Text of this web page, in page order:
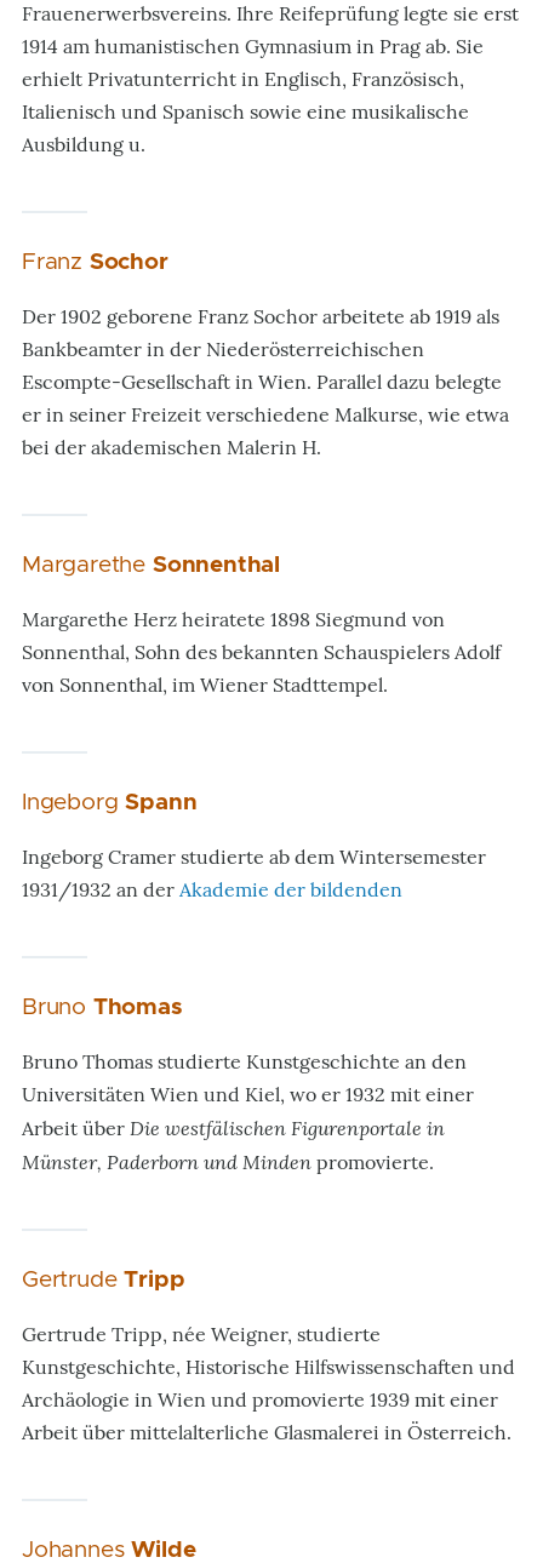
Frauenerwerbsvereins. Ihre Reifeprüfung legte sie erst
1914 am humanistischen Gymnasium in Prag ab. Sie
erhielt Privatunterricht in Englisch, Französisch,
Italienisch und Spanisch sowie eine musikalische
Ausbildung u.
Franz Sochor
Der 1902 geborene Franz Sochor arbeitete ab 1919 als
Bankbeamter in der Niederösterreichischen
Escompte-Gesellschaft in Wien. Parallel dazu belegte
er in seiner Freizeit verschiedene Malkurse, wie etwa
bei der akademischen Malerin H.
Margarethe Sonnenthal
Margarethe Herz heiratete 1898 Siegmund von
Sonnenthal, Sohn des bekannten Schauspielers Adolf
von Sonnenthal, im Wiener Stadttempel.
IngeborgSpann
Ingeborg Cramer studierte ab dem Wintersemester
1931/1932 an der Akademie der bildenden
Bruno Thomas
Bruno Thomas studierte Kunstgeschichte an den
Universitäten Wien und Kiel, wo er 1932 mit einer
Arbeit über Die westfälischen Figurenportale in
Münster, Paderborn und Minden promovierte.
GertrudeTripp
Gertrude Tripp, née Weigner, studierte
Kunstgeschichte, Historische Hilfswissenschaften und
Archäologie in Wien und promovierte 1939 mit einer
Arbeit über mittelalterliche Glasmalerei in Österreich.
JohannesWilde